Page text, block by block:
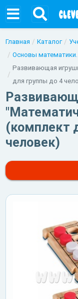
Главная Каталог
Основы
Развивающая
для группы до 4
(комплект
человек)